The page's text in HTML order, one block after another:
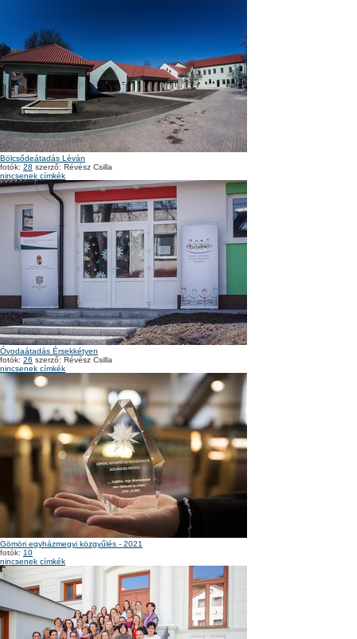
Bölcsődeátadás Léván
fotók: 28 szerző: Révész Csilla
nincsenek címkék
Óvodaátadás Érsekkétyen
fotók: 26 szerző: Révész Csilla
nincsenek címkék
Gömöri egyházmegyi közgyűlés - 2021
fotók: 10
nincsenek címkék